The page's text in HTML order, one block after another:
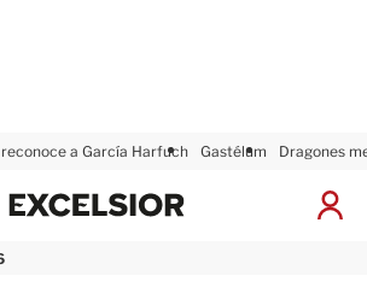
reconoce a García Harfuch Gastélum Dragones
I
x